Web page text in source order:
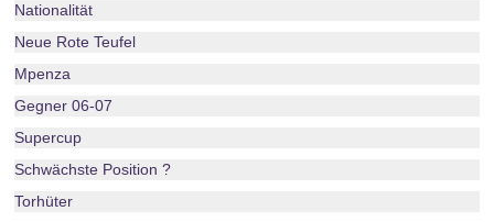
Nationalität
Neue Rote Teufel
Mpenza
Gegner 06-07
Supercup
Schwächste Position ?
Torhüter